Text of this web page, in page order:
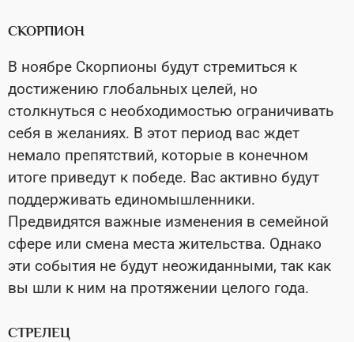
СКОРПИОН
В ноябре Скорпионы будут стремиться к
достижению глобальных целей, но
столкнуться с необходимостью ограничивать
себя в желаниях. В этот период вас ждет
немало препятствий, которые в конечном
итоге приведут к победе. Вас активно будут
поддерживать единомышленники.
Предвидятся важные изменения в семейной
сфере или смена места жительства. Однако
эти события не будут неожиданными, так как
вы шли к ним на протяжении целого года.
СТРЕЛЕЦ